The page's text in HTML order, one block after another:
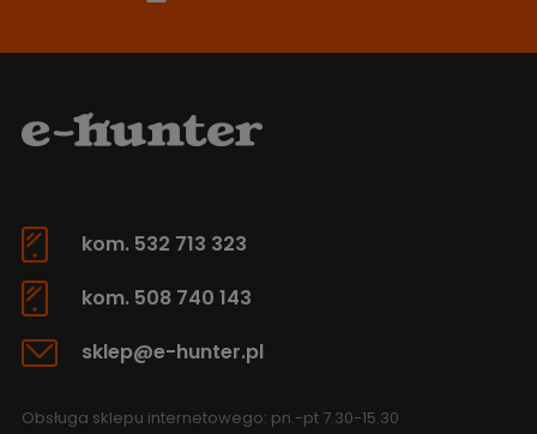
kom. 532 713 323
kom. 508 740 143
sklep@e-hunter.pl
Obsługa sklepu internetowego: pn.-pt 7.30-15.30